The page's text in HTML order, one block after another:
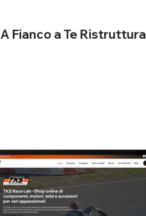
A Fianco a Te Ristruttura